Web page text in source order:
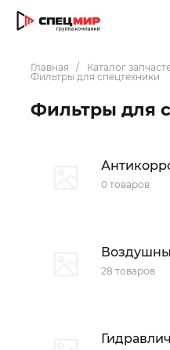
Главная
Каталог
Фильтры для спецтехники
Фильтры для
0 товаров
28 товаров